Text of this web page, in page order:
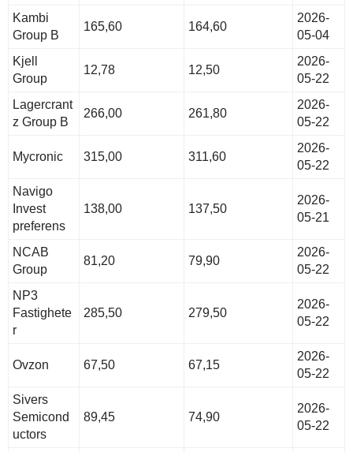
Kambi
Group B
165,60 164,60
2026-
05-04
Kjell
Group
12,78 12,50
2026-
05-22
Lagercrant
z Group B
266,00 261,80
2026-
05-22
Mycronic 315,00 311,60
2026-
05-22
Navigo
Invest
preferens
138,00 137,50
2026-
05-21
NCAB
Group
81,20 79,90
2026-
05-22
NP3
Fastighete
r
285,50 279,50
2026-
05-22
Ovzon 67,50 67,15
2026-
05-22
Sivers
Semicond
uctors
89,45 74,90
2026-
05-22